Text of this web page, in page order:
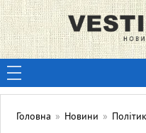
Головна » Новини »